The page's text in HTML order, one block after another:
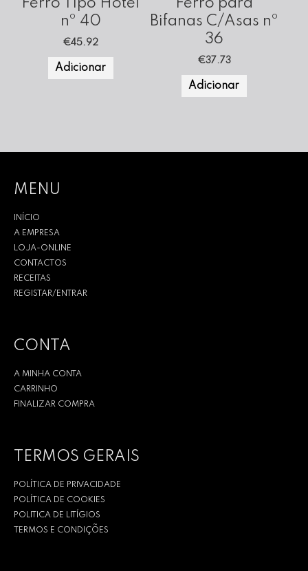
Ferro Tipo Hotel
nº 40
€45.92
Adicionar
Ferro para
Bifanas C/Asas nº
36
€37.73
Adicionar
MENU
INÍCIO
A EMPRESA
LOJA-ONLINE
CONTACTOS
RECEITAS
REGISTAR/ENTRAR
CONTA
A MINHA CONTA
CARRINHO
FINALIZAR COMPRA
TERMOS GERAIS
POLÍTICA DE PRIVACIDADE
POLÍTICA DE COOKIES
POLITICA DE LITÍGIOS
TERMOS E CONDIÇÕES